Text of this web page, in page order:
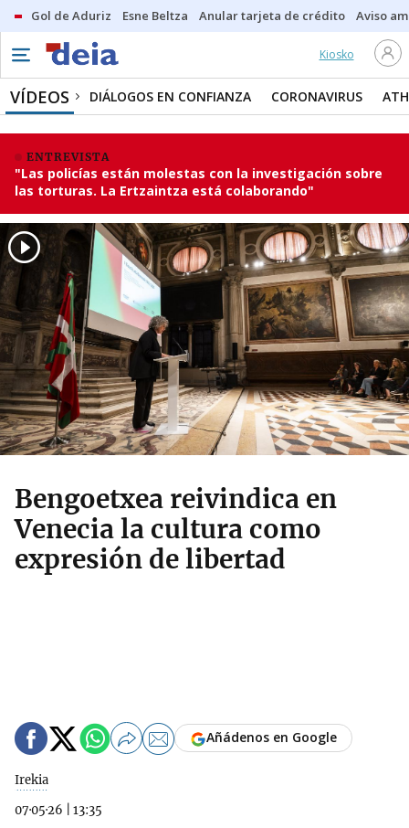
Gol de Aduriz Esne Beltza Anular tarjeta de crédito Aviso
Kiosko
VÍDEOS DIÁLOGOS EN CONFIANZA CORONAVIRUS
ENTREVISTA
"Las policías están molestas con la investigación sobre
las torturas. La Ertzaintza está colaborando"
Bengoetxea reivindica en
Venecia la cultura como
expresión de libertad
Irekia
07·05·26
13:35
Añádenos en Google